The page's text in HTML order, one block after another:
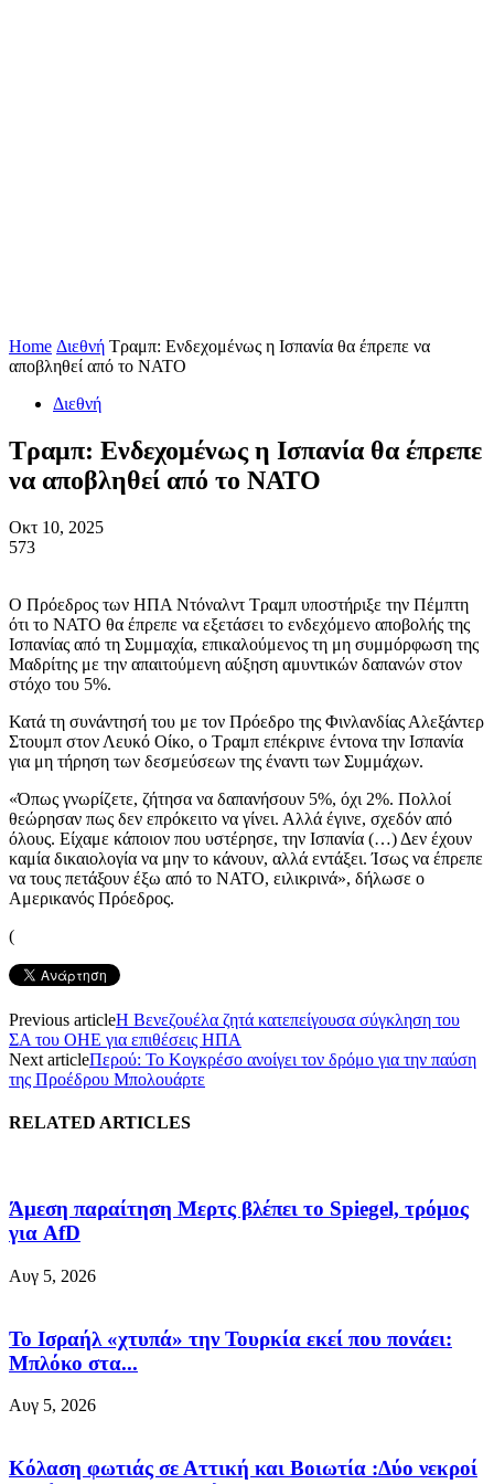
Home Διεθνή Τραμπ: Ενδεχομένως η Ισπανία θα έπρεπε να
αποβληθεί από το ΝΑΤΟ
Διεθνή
Τραμπ: Ενδεχομένως η Ισπανία θα έπρεπε
να αποβληθεί από το ΝΑΤΟ
Οκτ 10, 2025
573
Ο Πρόεδρος των ΗΠΑ Ντόναλντ Τραμπ υποστήριξε την Πέμπτη
ότι το ΝΑΤΟ θα έπρεπε να εξετάσει το ενδεχόμενο αποβολής της
Ισπανίας από τη Συμμαχία, επικαλούμενος τη μη συμμόρφωση της
Μαδρίτης με την απαιτούμενη αύξηση αμυντικών δαπανών στον
στόχο του 5%.
Κατά τη συνάντησή του με τον Πρόεδρο της Φινλανδίας Αλεξάντερ
Στουμπ στον Λευκό Οίκο, ο Τραμπ επέκρινε έντονα την Ισπανία
για μη τήρηση των δεσμεύσεων της έναντι των Συμμάχων.
«Όπως γνωρίζετε, ζήτησα να δαπανήσουν 5%, όχι 2%. Πολλοί
θεώρησαν πως δεν επρόκειτο να γίνει. Αλλά έγινε, σχεδόν από
όλους. Είχαμε κάποιον που υστέρησε, την Ισπανία (…) Δεν έχουν
καμία δικαιολογία να μην το κάνουν, αλλά εντάξει. Ίσως να έπρεπε
να τους πετάξουν έξω από το ΝΑΤΟ, ειλικρινά», δήλωσε ο
Αμερικανός Πρόεδρος.
(
Previous articleΗ Βενεζουέλα ζητά κατεπείγουσα σύγκληση του
ΣΑ του ΟΗΕ για επιθέσεις ΗΠΑ
Next articleΠερού: Το Κογκρέσο ανοίγει τον δρόμο για την παύση
της Προέδρου Μπολουάρτε
RELATED ARTICLES
Άμεση παραίτηση Mερτς βλέπει το Spiegel, τρόμος
για AfD
Αυγ 5, 2026
Το Ισραήλ «χτυπά» την Τουρκία εκεί που πονάει:
Μπλόκο στα...
Αυγ 5, 2026
Κόλαση φωτιάς σε Αττική και Βοιωτία :Δύο νεκροί